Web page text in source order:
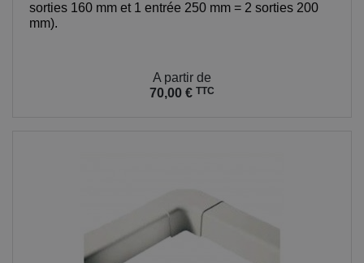
sorties 160 mm et 1 entrée 250 mm = 2 sorties 200
mm).
A partir de
70,00 € TTC